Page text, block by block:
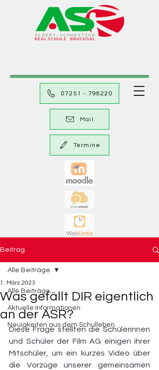
Mail
07251 - 798220
Termine
Beitrag
Alle Beiträge
Aktuelle Informationen
Neuigkeiten aus dem Schulleben
Alle Beiträge
Was gefällt DIR eigentlich
an der ASR?
1. März 2023
Diese Frage stellten die Schülerinnen
und Schüler der Film AG einigen ihrer
Mitschüler, um ein kurzes Video über
die Vorzüge unserer gemeinsamen